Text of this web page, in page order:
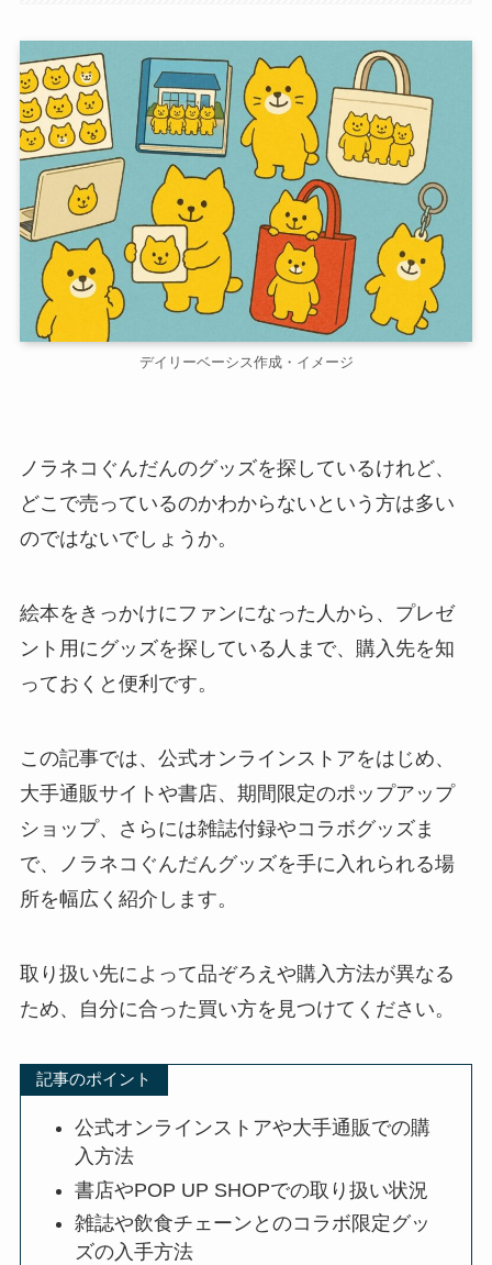
デイリーベーシス作成・イメージ
ノラネコぐんだんのグッズを探しているけれど、
どこで売っているのかわからないという方は多い
のではないでしょうか。
絵本をきっかけにファンになった人から、プレゼ
ント用にグッズを探している人まで、購入先を知
っておくと便利です。
この記事では、公式オンラインストアをはじめ、
大手通販サイトや書店、期間限定のポップアップ
ショップ、さらには雑誌付録やコラボグッズま
で、ノラネコぐんだんグッズを手に入れられる場
所を幅広く紹介します。
取り扱い先によって品ぞろえや購入方法が異なる
ため、自分に合った買い方を見つけてください。
記事のポイント
公式オンラインストアや大手通販での購
入方法
書店やPOP UP SHOPでの取り扱い状況
雑誌や飲食チェーンとのコラボ限定グッ
ズの入手方法